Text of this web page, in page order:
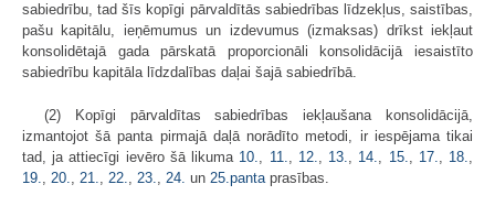
sabiedrību, tad šīs kopīgi pārvaldītās sabiedrības līdzekļus, saistības,
pašu kapitālu, ieņēmumus un izdevumus (izmaksas) drīkst iekļaut
konsolidētajā gada pārskatā proporcionāli konsolidācijā iesaistīto
sabiedrību kapitāla līdzdalības daļai šajā sabiedrībā.
(2) Kopīgi pārvaldītas sabiedrības iekļaušana konsolidācijā,
izmantojot šā panta pirmajā daļā norādīto metodi, ir iespējama tikai
tad, ja attiecīgi ievēro šā likuma 10., 11., 12., 13., 14., 15., 17., 18.,
19., 20., 21., 22., 23., 24. un 25.pantaprasības.